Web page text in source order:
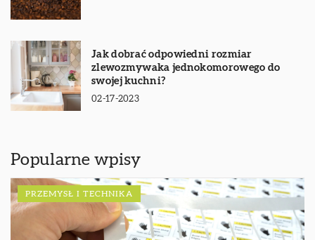
Jak dobrać odpowiedni rozmiar
zlewozmywaka jednokomorowego do
swojej kuchni?
02-17-2023
Popularne wpisy
PRZEMYSŁ I TECHNIKA